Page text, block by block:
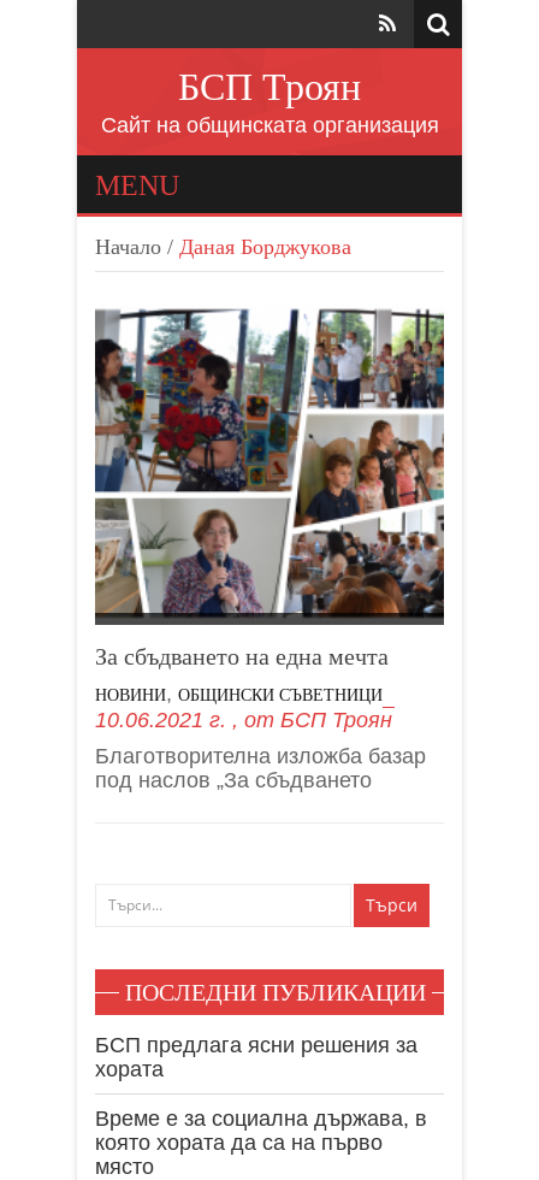
БСП Троян
Сайт на общинската организация
MENU
Начало / Даная Борджукова
За сбъдването на една мечта
НОВИНИ, ОБЩИНСКИ СЪВЕТНИЦИ
10.06.2021 г. , от БСП Троян
Благотворителна изложба базар
под наслов „За сбъдването
ПОСЛЕДНИ ПУБЛИКАЦИИ
БСП предлага ясни решения за
хората
Време е за социална държава, в
която хората да са на първо
място